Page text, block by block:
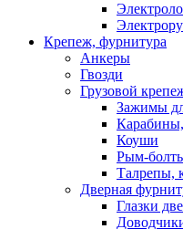
Крепеж, фурнитура
Анкеры
Гвозди
Грузовой
Зажимы
Коуши
Рым-
Талрепы,
Дверная
Глазки